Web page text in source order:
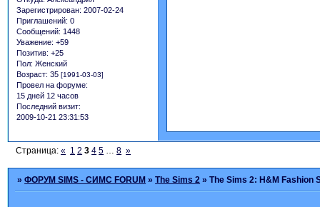
Зарегистрирован: 2007-02-24
Приглашений: 0
Сообщений: 1448
Уважение: +59
Позитив: +25
Пол: Женский
Возраст: 35 [1991-03-03]
Провел на форуме:
15 дней 12 часов
Последний визит:
2009-10-21 23:31:53
Страница:« 1 2 3 4 5 8 »
»ФОРУМ SIMS - СИМС FORUM »The Sims 2 »The Sims 2: H&M Fashion